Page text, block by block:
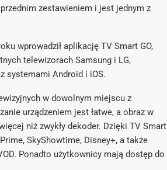
zestawieniem i jest jednym z
wprowadził aplikację TV Smart GO,
telewizorach Samsung i LG,
systemami Android i iOS.
w dowolnym miejscu z
urządzeniem jest łatwe, a obraz w
niż zwykły dekoder. Dzięki TV Smart
SkyShowtime, Disney+, a także
Ponadto użytkownicy mają dostęp do